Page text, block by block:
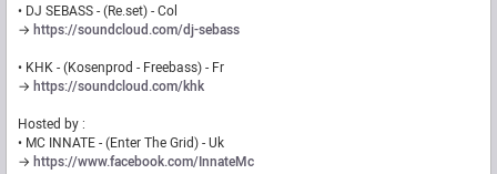
• DJ SEBASS - (Re.set) - Col
→ https://soundcloud.com/dj-sebass
• KHK - (Kosenprod - Freebass) - Fr
→ https://soundcloud.com/khk
Hosted by :
• MC INNATE - (Enter The Grid) - Uk
→ https://www.facebook.com/InnateMc